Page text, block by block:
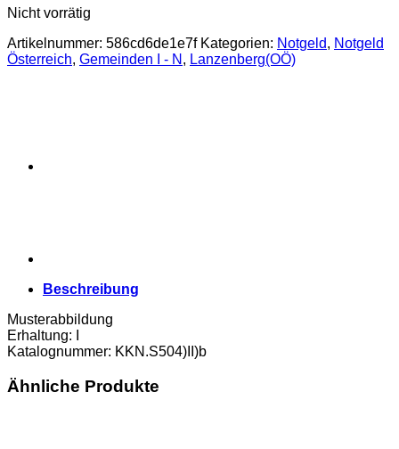
Nicht vorrätig
Artikelnummer: 586cd6de1e7f Kategorien: Notgeld, Notgeld
Österreich, Gemeinden I - N , Lanzenberg(OÖ)
Beschreibung
Musterabbildung
Erhaltung: I
Katalognummer: KKN.S504)II)b
Ähnliche Produkte